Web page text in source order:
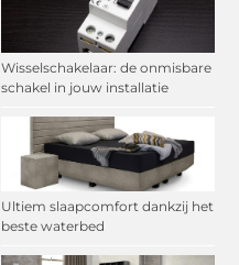
Wisselschakelaar: de onmisbare
schakel in jouw installatie
Ultiem slaapcomfort dankzij het
beste waterbed